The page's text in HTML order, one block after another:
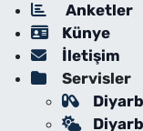
Anketler
Künye
İletişim
Servisler